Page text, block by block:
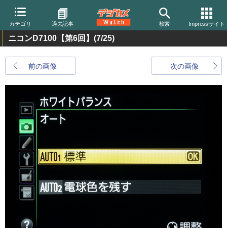
カテゴリ 過去記事 検索 Impressサイト
ニコンD7100【第6回】 (7/25)
前の画像 次の画像